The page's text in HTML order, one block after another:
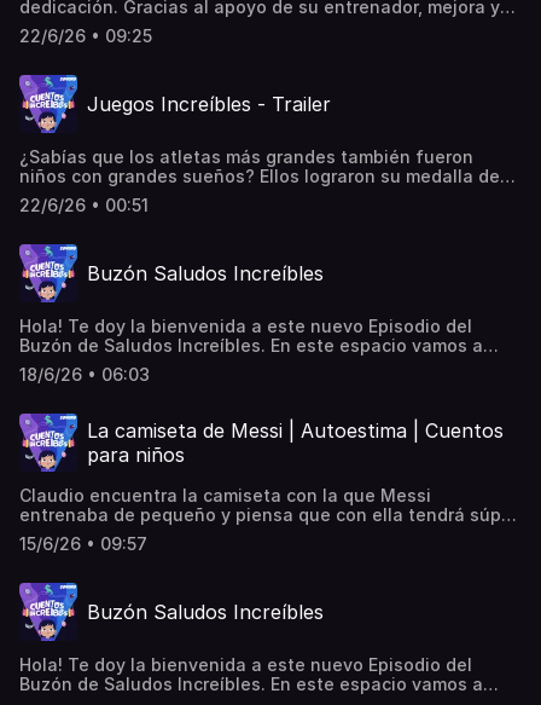
dedicación. Gracias al apoyo de su entrenador, mejora y
gana su primera carrera.
22/6/26 • 09:25
Juegos Increíbles - Trailer
¿Sabías que los atletas más grandes también fueron
niños con grandes sueños? Ellos lograron su medalla de
oro con disciplina y determinación. Acompáñanos en la
serie de Juegos Increíbles para escuchar cómo estos
importa qué tan difícil parezca, si lo sueñas, lo puedes
lograr. Escucha los episodios especiales de Juegos
Increíbles en Cuentos Increíbles, disponible en cualquier
22/6/26 • 00:51
Buzón Saludos Increíbles
Hola! Te doy la bienvenida a este nuevo Episodio del
Buzón de Saludos Increíbles. En este espacio vamos a
escuchar algunos de los saludos que me han mandado de
manera al azar. Atención que podrías escuchar el tuyo. Si
cuentosincreibles.com y escucha, conmigo, la magia de tu
propia voz… ¡Hasta muy pronto!
18/6/26 • 06:03
La camiseta de Messi | Autoestima | Cuentos
para niños
Claudio encuentra la camiseta con la que Messi
entrenaba de pequeño y piensa que con ella tendrá súper
poderes para jugar fútbol.
15/6/26 • 09:57
Buzón Saludos Increíbles
Hola! Te doy la bienvenida a este nuevo Episodio del
Buzón de Saludos Increíbles. En este espacio vamos a